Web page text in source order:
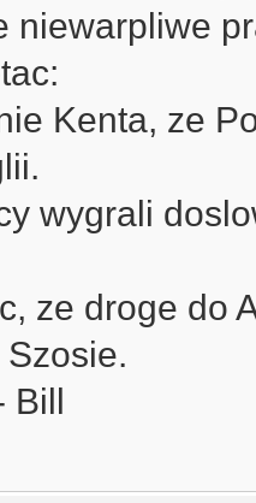
niewarpliwe
Kenta, ze
wygrali
ze droge do
Bill